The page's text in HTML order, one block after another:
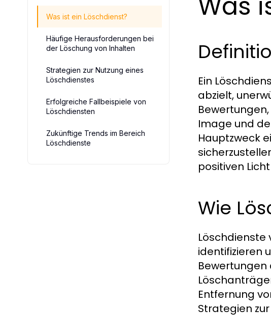
Was ist ein Löschdienst?
Häufige Herausforderungen bei
der Löschung von Inhalten
Strategien zur Nutzung eines
Löschdienstes
Erfolgreiche Fallbeispiele von
Löschdiensten
Zukünftige Trends im Bereich
Löschdienste
Ein
abzielt,
Image und
Hauptzweck
positiven
Wie
Löschdienste
identifizieren
Bewertungen
Entfernung
Strategien